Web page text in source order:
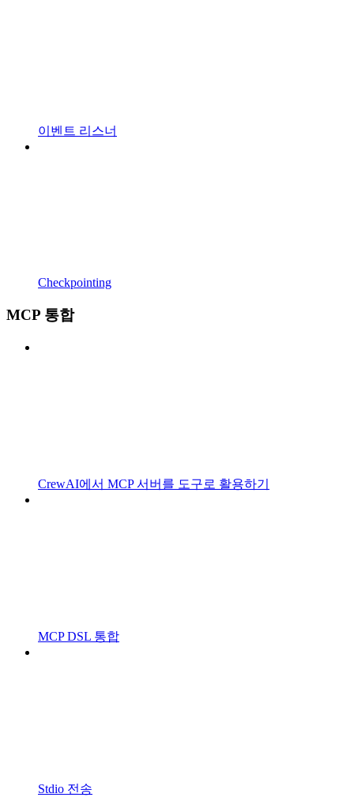
이벤트 리스너
Checkpointing
MCP 통합
CrewAI에서 MCP 서버를 도구로 활용하기
MCP DSL 통합
Stdio 전송